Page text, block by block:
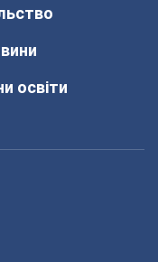
освіти